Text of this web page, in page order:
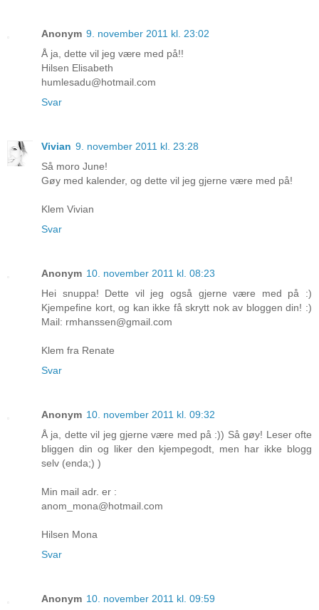
Anonym 9. november 2011 kl. 23:02
Å ja, dette vil jeg være med på!!
Hilsen Elisabeth
humlesadu@hotmail.com
Svar
Vivian 9. november 2011 kl. 23:28
Så moro June!
Gøy med kalender, og dette vil jeg gjerne være med på!
Klem Vivian
Svar
Anonym 10. november 2011 kl. 08:23
Hei snuppa! Dette vil jeg også gjerne være med på :)
Kjempefine kort, og kan ikke få skrytt nok av bloggen din! :)
Mail: rmhanssen@gmail.com
Klem fra Renate
Svar
Anonym 10. november 2011 kl. 09:32
Å ja, dette vil jeg gjerne være med på :)) Så gøy! Leser ofte
bliggen din og liker den kjempegodt, men har ikke blogg
selv (enda;) )
Min mail adr. er :
anom_mona@hotmail.com
Hilsen Mona
Svar
Anonym 10. november 2011 kl. 09:59